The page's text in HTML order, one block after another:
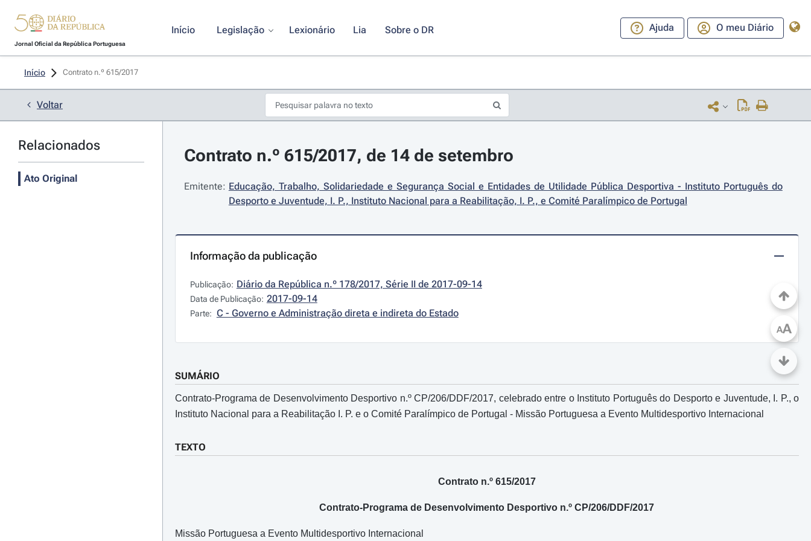
Jornal Oficial da República Portuguesa
Início Legislação Lexionário Lia Sobre o DR Ajuda O meu Diário
Início Contrato n.º 615/2017
Voltar
Relacionados
Ato Original
Contrato n.º 615/2017, de 14 de setembro
Emitente: Educação, Trabalho, Solidariedade e Segurança Social e Entidades de Utilidade Pública Desportiva - Instituto Português do
Desporto e Juventude, I. P., Instituto Nacional para a Reabilitação, I. P., e Comité Paralímpico de Portugal
Informação da publicação
Publicação: Diário da República n.º 178/2017, Série II de 2017-09-14
Data de Publicação: 2017-09-14
Parte: C - Governo e Administração direta e indireta do Estado
SUMÁRIO
Contrato-Programa de Desenvolvimento Desportivo n.º CP/206/DDF/2017, celebrado entre o Instituto Português do Desporto e Juventude, I. P., o
Instituto Nacional para a Reabilitação I. P. e o Comité Paralímpico de Portugal - Missão Portuguesa a Evento Multidesportivo Internacional
TEXTO
Contrato n.º 615/2017
Contrato-Programa de Desenvolvimento Desportivo n.º CP/206/DDF/2017
Missão Portuguesa a Evento Multidesportivo Internacional
AA